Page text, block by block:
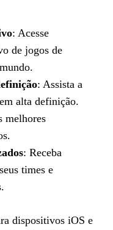
: Acesse
de jogos de
: Assista a
alta definição.
melhores
: Receba
times e
dispositivos iOS e